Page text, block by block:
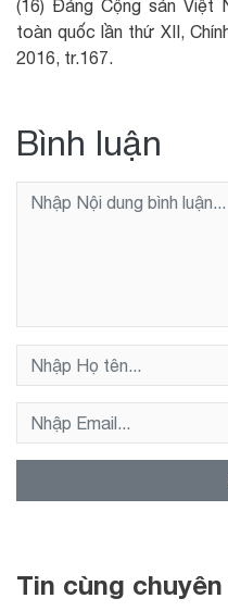
(16) Đảng Cộng sản Việt
toàn quốc lần thứ XII,
2016, tr.167.
Bình luận
Tin cùng